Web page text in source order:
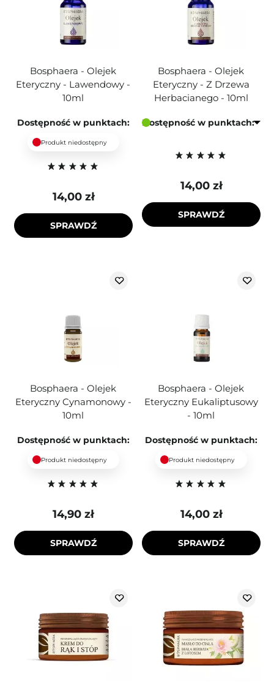
Bosphaera - Olejek
Eteryczny - Lawendowy -
10ml
Dostępność w punktach:
Produkt niedostępny
14,00 zł
SPRAWDŹ
Bosphaera - Olejek
Eteryczny - Z Drzewa
Herbacianego - 10ml
Dostępność w punktach:
14,00 zł
SPRAWDŹ
Bosphaera - Olejek
Eteryczny Cynamonowy -
10ml
Dostępność w punktach:
Produkt niedostępny
14,90 zł
SPRAWDŹ
Bosphaera - Olejek
Eteryczny Eukaliptusowy
- 10ml
Dostępność w punktach:
Produkt niedostępny
14,00 zł
SPRAWDŹ